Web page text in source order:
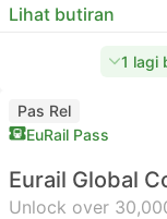
Lihat butiran
1 lagi
Pas Rel
EuRail Pass
Eurail Global
Unlock over